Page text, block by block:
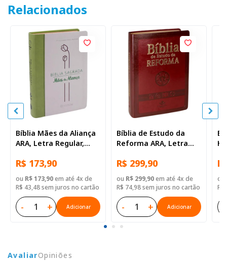
Relacionados
Bíblia Mães da Aliança
ARA, Letra Regular,
Sintético Verde e Bege
R$ 173,90
ou R$ 173,90em até 4x de
R$ 43,48 sem juros no cartão
- + Adicionar
Bíblia de Estudo da
Reforma ARA, Letra
com índice, Capa Couro
R$ 299,90
ou R$ 299,90em até 4x de
R$ 74,98 sem juros no cartão
- + Adicionar
ou
R$
AvaliarOpiniões